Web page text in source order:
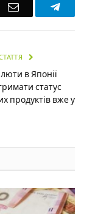
Email
в Японії
статус
продуктів вже у